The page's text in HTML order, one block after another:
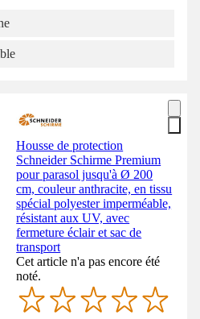
Housse de protection
Schneider Schirme Premium
pour parasol jusqu'à Ø 200
cm, couleur anthracite, en tissu
spécial polyester imperméable,
résistant aux UV, avec
fermeture éclair et sac de
transport
Cet article n'a pas encore été
noté.